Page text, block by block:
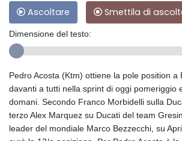
Ascoltare Smettila di
Dimensione del testo:
Pedro Acosta (Ktm) ottiene la pole position a
davanti a tutti nella sprint di oggi pomeriggio
domani. Secondo Franco Morbidelli sulla
terzo Alex Marquez su Ducati del team
leader del mondiale Marco Bezzecchi, su